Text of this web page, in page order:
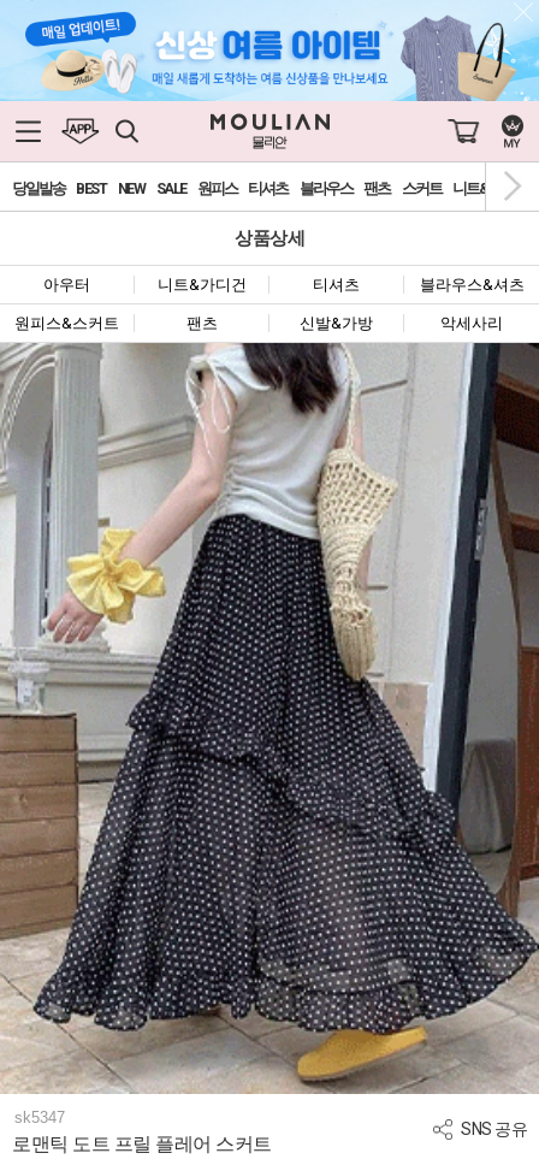
당일발송 BEST NEW SALE 원피스 티셔츠 블라우스 팬츠 스커트 니트&가디건
상품상세
아우터 니트&가디건 티셔츠 블라우스&셔츠
원피스&스커트 팬츠 신발&가방 악세사리
SNS 공유
sk5347
로맨틱 도트 프릴 플레어 스커트